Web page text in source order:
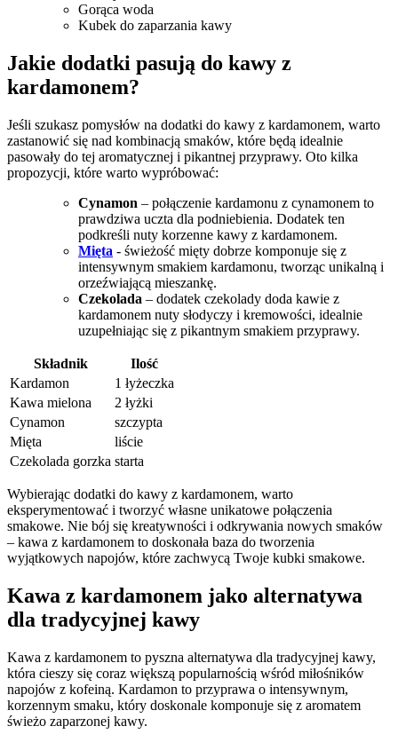
Gorąca⁢ woda
Kubek do zaparzania ‌kawy
Jakie dodatki pasują do kawy ⁢z‌
kardamonem?
Jeśli szukasz pomysłów na dodatki do kawy z kardamonem, warto
zastanowić ⁣się nad kombinacją smaków, które ‍będą idealnie
pasowały do ‍tej​ aromatycznej i pikantnej przyprawy.⁢ Oto kilka
propozycji, które warto wypróbować:
Cynamon – połączenie⁤ kardamonu z ‍cynamonem to
prawdziwa uczta dla‍ podniebienia. Dodatek ten
podkreśli nuty korzenne kawy⁤ z kardamonem.
Mięta ‌- świeżość mięty dobrze komponuje się ⁢z
intensywnym smakiem kardamonu, tworząc unikalną⁣ i
orzeźwiającą⁣ mieszankę.
Czekolada – dodatek⁢ czekolady ⁢doda ⁣kawie​ z
kardamonem nuty ⁤słodyczy i kremowości, idealnie
uzupełniając się ⁣z pikantnym smakiem przyprawy.
Składnik
Ilość
Kardamon
1 łyżeczka
Kawa mielona
2 łyżki
Cynamon
szczypta
Mięta
liście
Czekolada gorzka starta
Wybierając ‍dodatki⁣ do kawy⁢ z kardamonem, warto
eksperymentować ‌i tworzyć własne unikatowe połączenia‌
smakowe.‍ Nie bój​ się kreatywności i odkrywania ​nowych smaków
– kawa z ⁣kardamonem⁢ to doskonała baza do tworzenia
wyjątkowych ⁢napojów, które zachwycą​ Twoje kubki ​smakowe.
Kawa z kardamonem jako ⁢alternatywa
dla tradycyjnej kawy
Kawa z⁤ kardamonem⁣ to pyszna alternatywa dla ​tradycyjnej kawy,‍
która cieszy się coraz większą popularnością ​wśród​ miłośników
napojów z ⁢kofeiną. Kardamon to przyprawa⁢ o intensywnym,
korzennym smaku, który doskonale komponuje się z ⁣aromatem
świeżo zaparzonej⁤ kawy.